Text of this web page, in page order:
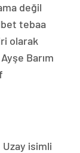
değil
tebaa
olarak
Barım
Uzay isimli